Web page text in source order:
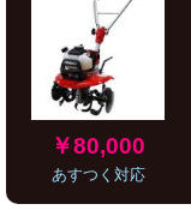
￥80,000
あすつく対応